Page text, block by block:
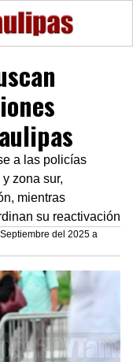
a las policías
zona sur,
mientras
su reactivación
del 2025 a